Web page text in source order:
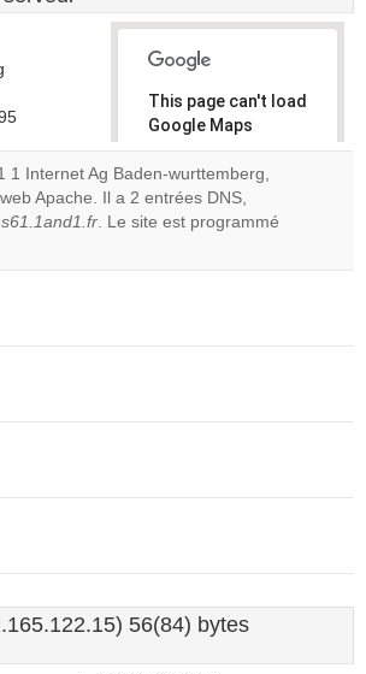
This page can't load
Google Maps
correctly.
Do you
own this
1 Internet Ag Baden-wurttemberg,
Apache. Il a 2 entrées DNS,
. Le site est programmé
56(84) bytes